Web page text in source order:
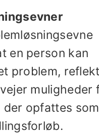
en person kan
problem,
muligheder
opfattes